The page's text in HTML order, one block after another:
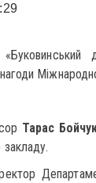
Тарас
закладу.